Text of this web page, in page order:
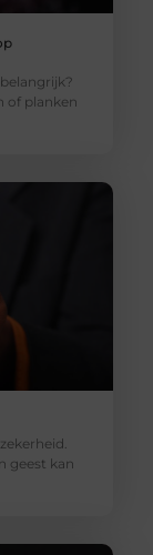
of planken
geest kan